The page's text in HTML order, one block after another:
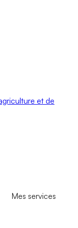
et de
Mes services